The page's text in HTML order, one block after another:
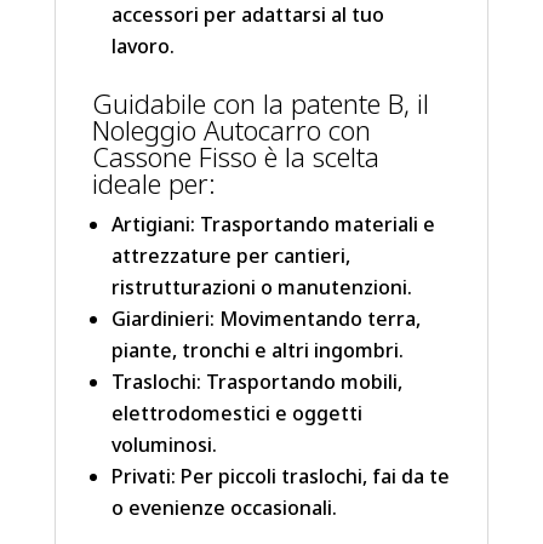
accessori per adattarsi al tuo
lavoro.
Guidabile con la patente B, il
Noleggio Autocarro con
Cassone Fisso è la scelta
ideale per:
Artigiani: Trasportando materiali e
attrezzature per cantieri,
ristrutturazioni o manutenzioni.
Giardinieri: Movimentando terra,
piante, tronchi e altri ingombri.
Traslochi: Trasportando mobili,
elettrodomestici e oggetti
voluminosi.
Privati: Per piccoli traslochi, fai da te
o evenienze occasionali.